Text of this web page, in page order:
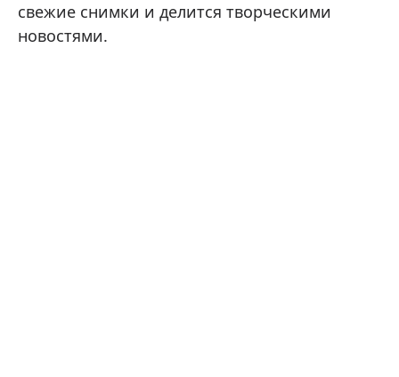
свежие снимки и делится творческими
новостями.